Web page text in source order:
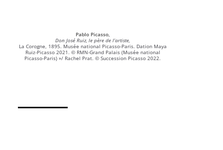
Pablo Picasso,
Don José Ruiz, le père de l’artiste,
La Corogne, 1895. Musée national Picasso-Paris. Dation Maya
Ruiz-Picasso 2021. © RMN-Grand Palais (Musée national
Picasso-Paris) »/ Rachel Prat. © Succession Picasso 2022.